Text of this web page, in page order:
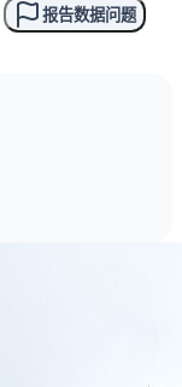
报告数据问题